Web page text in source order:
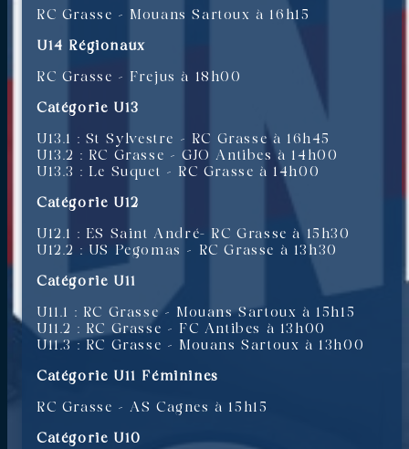
RC Grasse – Mouans Sartoux à 16h15
U14 Régionaux
RC Grasse – Frejus à 18h00
Catégorie U13
U13.1 : St Sylvestre – RC Grasse à 16h45
U13.2 : RC Grasse – GJO Antibes à 14h00
U13.3 : Le Suquet – RC Grasse à 14h00
Catégorie U12
U12.1 : ES Saint André- RC Grasse à 15h30
U12.2 : US Pegomas – RC Grasse à 13h30
Catégorie U11
U11.1 : RC Grasse – Mouans Sartoux à 15h15
U11.2 : RC Grasse – FC Antibes à 13h00
U11.3 : RC Grasse – Mouans Sartoux à 13h00
Catégorie U11 Féminines
RC Grasse – AS Cagnes à 15h15
Catégorie U10